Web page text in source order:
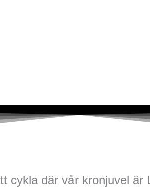
cykla där vår kronjuvel